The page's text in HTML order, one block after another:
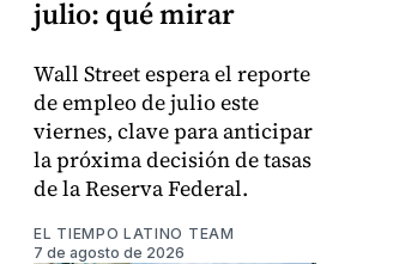
julio: qué mirar
Wall Street espera el reporte
de empleo de julio este
viernes, clave para anticipar
la próxima decisión de tasas
de la Reserva Federal.
EL TIEMPO LATINO TEAM
7 de agosto de 2026